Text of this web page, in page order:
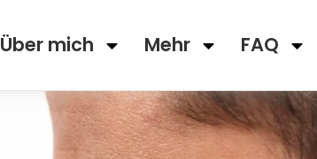
Über mich Mehr FAQ